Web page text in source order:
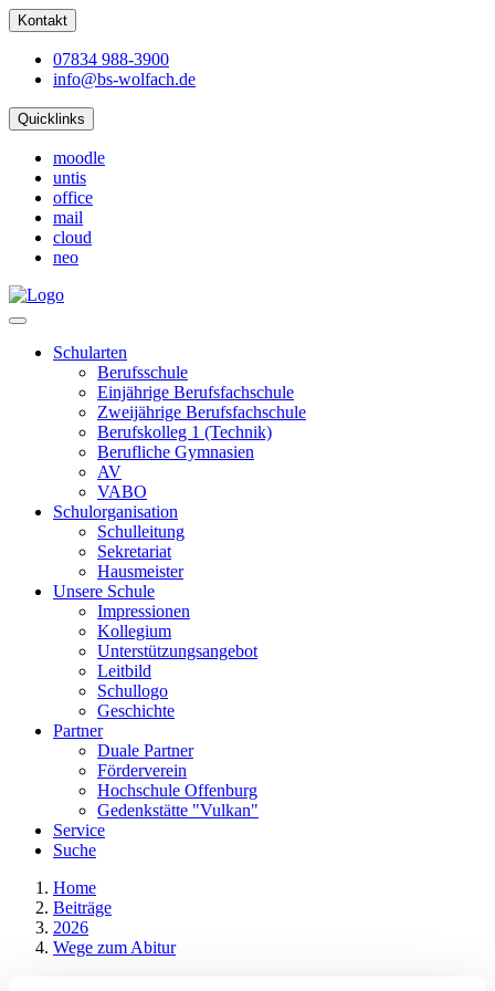
Kontakt
07834 988-3900
info@bs-wolfach.de
Quicklinks
moodle
untis
office
mail
cloud
neo
Schularten
Berufsschule
Einjährige Berufsfachschule
Zweijährige Berufsfachschule
Berufskolleg 1 (Technik)
Berufliche Gymnasien
AV
VABO
Schulorganisation
Schulleitung
Sekretariat
Hausmeister
Unsere Schule
Impressionen
Kollegium
Unterstützungsangebot
Leitbild
Schullogo
Geschichte
Partner
Duale Partner
Förderverein
Hochschule Offenburg
Gedenkstätte "Vulkan"
Service
Suche
Home
Beiträge
2026
Wege zum Abitur